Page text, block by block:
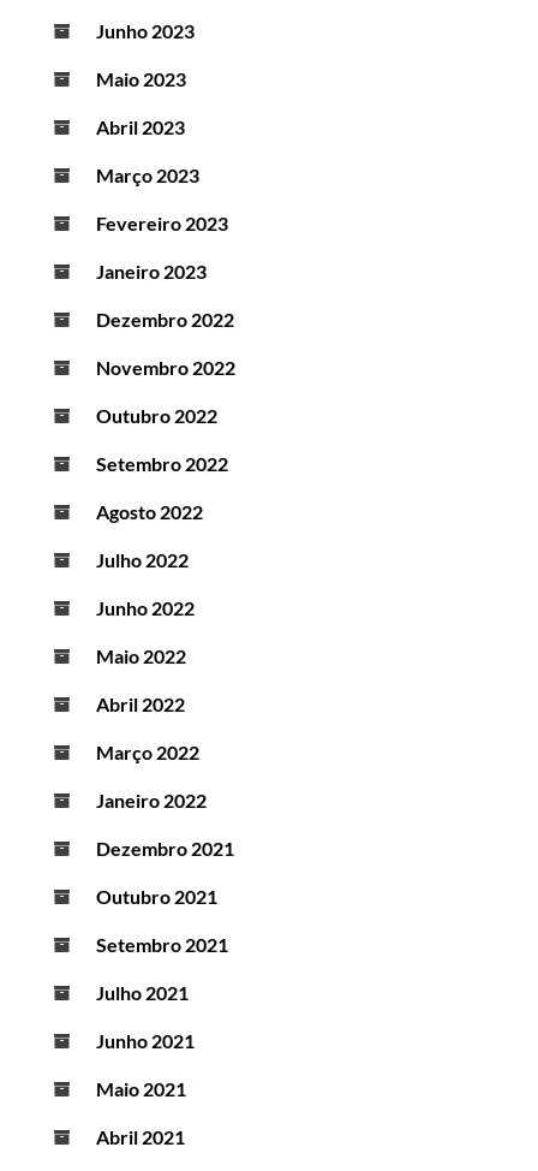
Junho 2023
Maio 2023
Abril 2023
Março 2023
Fevereiro 2023
Janeiro 2023
Dezembro 2022
Novembro 2022
Outubro 2022
Setembro 2022
Agosto 2022
Julho 2022
Junho 2022
Maio 2022
Abril 2022
Março 2022
Janeiro 2022
Dezembro 2021
Outubro 2021
Setembro 2021
Julho 2021
Junho 2021
Maio 2021
Abril 2021